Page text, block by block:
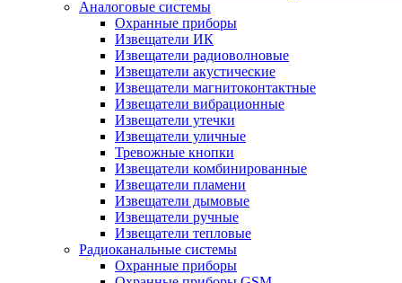
Аналоговые системы
Охранные приборы
Извещатели ИК
Извещатели радиоволновые
Извещатели акустические
Извещатели магнитоконтактные
Извещатели вибрационные
Извещатели утечки
Извещатели уличные
Тревожные кнопки
Извещатели комбинированные
Извещатели пламени
Извещатели дымовые
Извещатели ручные
Извещатели тепловые
Радиоканальные системы
Охранные приборы